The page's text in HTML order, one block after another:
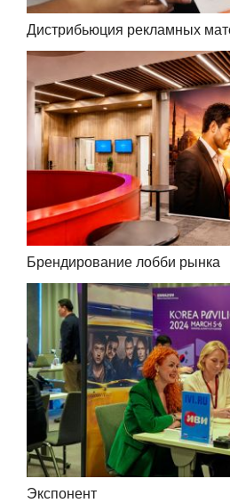
Дистрибьюция рекламных
Брендирование лобби рынка
Экспонент